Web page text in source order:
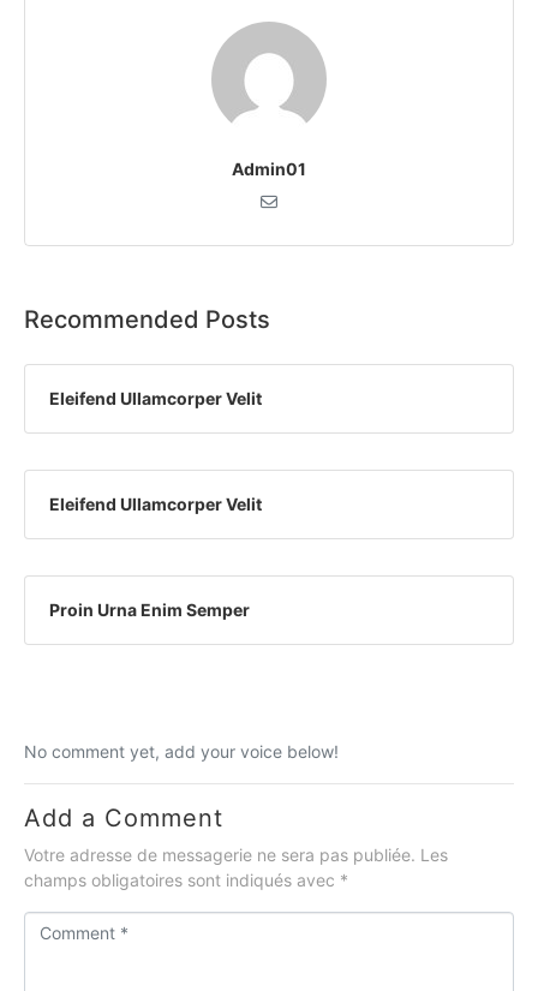
Admin01
Recommended Posts
Eleifend Ullamcorper Velit
Eleifend Ullamcorper Velit
Proin Urna Enim Semper
No comment yet, add your voice below!
Add a Comment
Votre adresse de messagerie ne sera pas publiée. Les
champs obligatoires sont indiqués avec *